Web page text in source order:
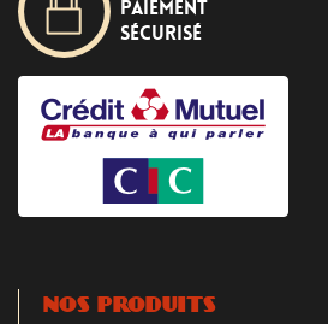
Paiement
sécurisé
NOS PRODUITS